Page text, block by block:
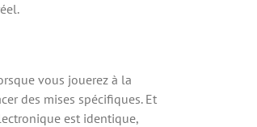
vous jouerez à la
des mises spécifiques. Et
est identique,